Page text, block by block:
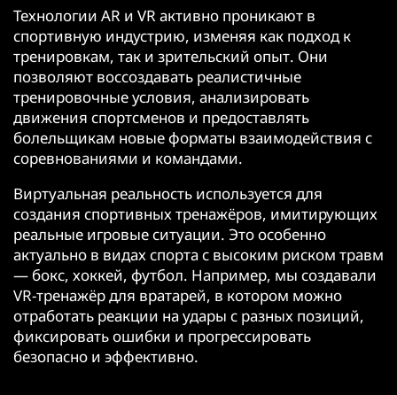
Технологии AR и VR активно проникают в
спортивную индустрию, изменяя как подход к
тренировкам, так и зрительский опыт. Они
позволяют воссоздавать реалистичные
тренировочные условия, анализировать
движения спортсменов и предоставлять
болельщикам новые форматы взаимодействия с
соревнованиями и командами.
Виртуальная реальность используется для
создания спортивных тренажёров, имитирующих
реальные игровые ситуации. Это особенно
актуально в видах спорта с высоким риском травм
— бокс, хоккей, футбол. Например, мы создавали
VR-тренажёр для вратарей, в котором можно
отработать реакции на удары с разных позиций,
фиксировать ошибки и прогрессировать
безопасно и эффективно.